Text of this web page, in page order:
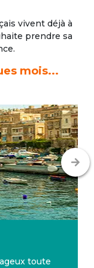
vivent déjà à
prendre sa
mois...
toute